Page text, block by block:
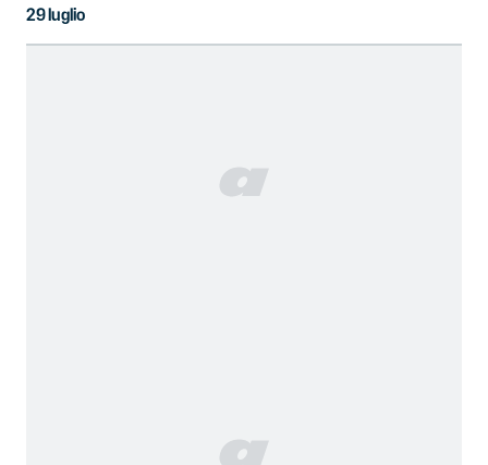
29 luglio